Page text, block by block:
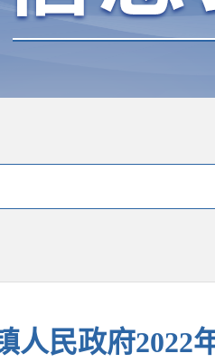
人民政府2022